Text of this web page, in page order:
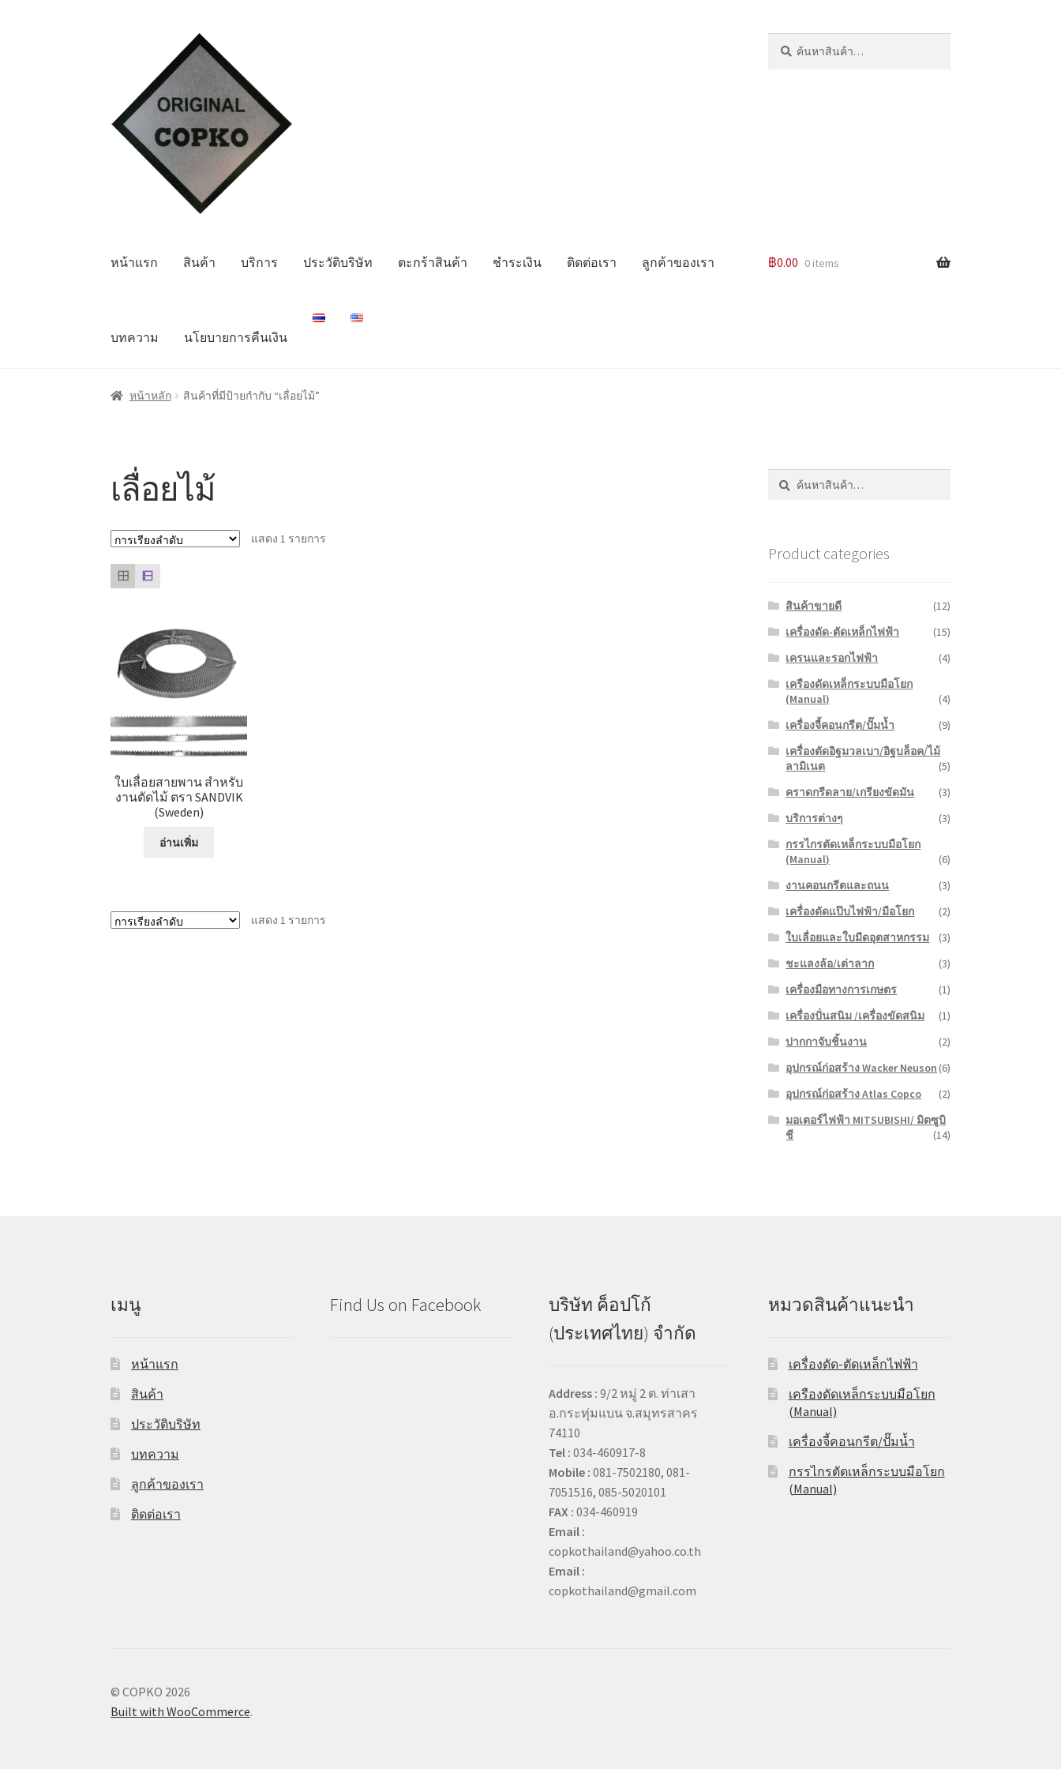
navigation
content
หน้าแรก สินค้า บริการ ประวัติบริษัท ตะกร้าสินค้า ชำระเงิน ติดต่อเรา ลูกค้าของเรา
บทความ นโยบายการคืนเงิน
หน้าแรก Cart My account ชำระเงิน ตะกร้าสินค้า
฿0.00 0 items
หน้าหลัก สินค้าที่มีป้ายกำกับ “เลื่อยไม้”
เลื่อยไม้
แสดง 1 รายการ
ใบเลื่อยสายพาน สำหรับ
งานตัดไม้ ตรา SANDVIK
(Sweden)
อ่านเพิ่ม
แสดง 1 รายการ
ค้นหา:
ค้นหา
Product categories
สินค้าขายดี
(12)
เครื่องดัด-ตัดเหล็กไฟฟ้า
(15)
เครนและรอกไฟฟ้า
(4)
เครืองดัดเหล็กระบบมือโยก
(Manual)
(4)
เครื่องจี้คอนกรีต/ปั๊มน้ำ
(9)
เครื่องตัดอิฐมวลเบา/อิฐบล็อค/ไม้
ลามิเนต
(5)
คราดกรีดลาย/เกรียงขัดมัน
(3)
บริการต่างๆ
(3)
กรรไกรตัดเหล็กระบบมือโยก
(Manual)
(6)
งานคอนกรีตและถนน
(3)
เครื่องดัดแป๊บไฟฟ้า/มือโยก
(2)
ใบเลื่อยและใบมีดอุตสาหกรรม
(3)
ชะแลงล้อ/เต่าลาก
(3)
เครื่องมือทางการเกษตร
(1)
เครื่องปั่นสนิม /เครื่องขัดสนิม
(1)
ปากกาจับชิ้นงาน
(2)
อุปกรณ์ก่อสร้าง Wacker Neuson (6)
อุปกรณ์ก่อสร้าง Atlas Copco
(2)
มอเตอร์ไฟฟ้า MITSUBISHI/ มิตซูบิ
ชี
(14)
เมนู
หน้าแรก
สินค้า
ประวัติบริษัท
บทความ
ลูกค้าของเรา
ติดต่อเรา
Find Us on Facebook
บริษัท ค็อปโก้
(ประเทศไทย) จำกัด
Address : 9/2 หมู่ 2 ต. ท่าเสา
อ.กระทุ่มแบน จ.สมุทรสาคร
74110
Tel : 034-460917-8
Mobile : 081-7502180, 081-
7051516, 085-5020101
FAX : 034-460919
Email :
copkothailand@yahoo.co.th
Email :
copkothailand@gmail.com
หมวดสินค้าแนะนำ
เครื่องดัด-ตัดเหล็กไฟฟ้า
เครืองดัดเหล็กระบบมือโยก
(Manual)
เครื่องจี้คอนกรีต/ปั๊มน้ำ
กรรไกรตัดเหล็กระบบมือโยก
(Manual)
© COPKO 2026
Built with WooCommerce.